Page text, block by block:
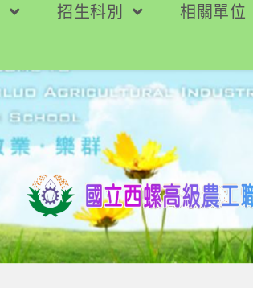
招生科別 相關單位